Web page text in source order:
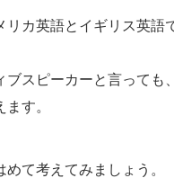
リカ英語とイギリス英
ブスピーカーと言って
す。
て考えてみましょう。